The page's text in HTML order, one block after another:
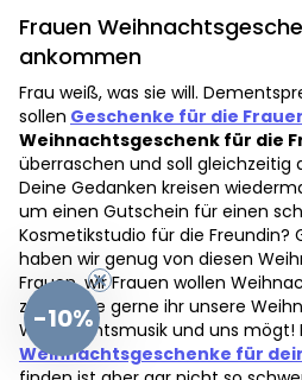
Frauen
ankommen
Frau weiß, was sie will.
sollen Geschenke für die
Weihnachtsgeschenk für die
überraschen und soll gleichzeitig
Deine Gedanken kreisen
um einen Gutschein für einen
Kosmetikstudio für die Freundin?
haben wir genug von diesen
Frauen, wir Frauen wollen
zeigen wie gerne ihr unsere
Weihnachtsmusik und uns mögt!
Weihnachtsgeschenke für
-10%